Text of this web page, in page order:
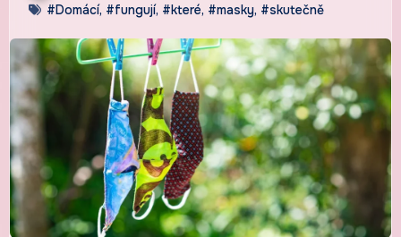
#Domácí, #fungují, #které, #masky, #skutečně